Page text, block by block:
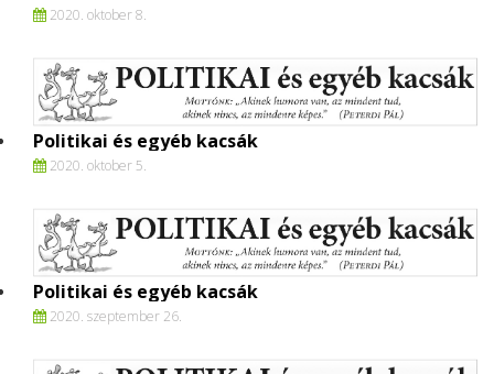
2020. oktober 8.
Politikai és egyéb kacsák
2020. oktober 5.
Politikai és egyéb kacsák
2020. szeptember 26.